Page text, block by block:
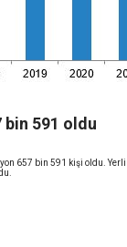
bin 591 oldu
657 bin 591 kişi oldu.